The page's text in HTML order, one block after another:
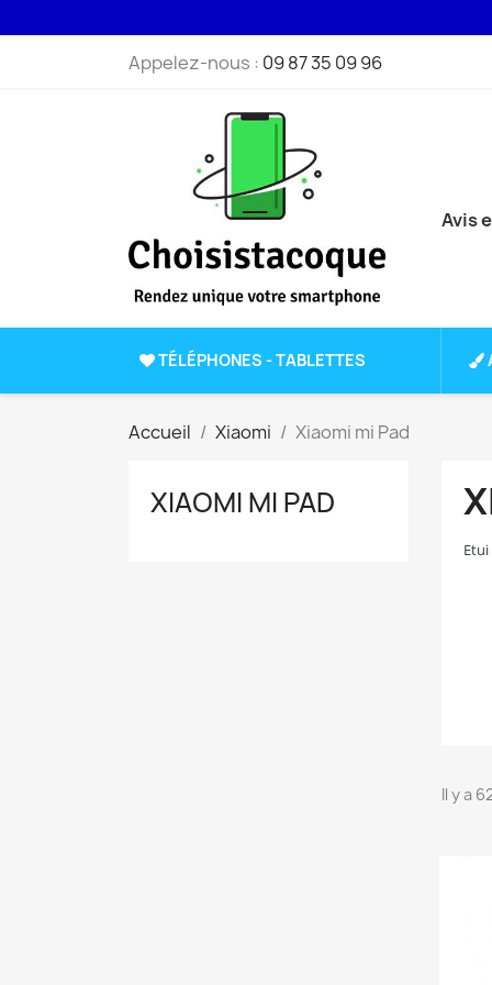
Appelez-nous : 09 87 35 09 96
Avis
TÉLÉPHONES - TABLETTES
Accueil Xiaomi Xiaomi mi Pad
XIAOMI MI PAD
Il y a